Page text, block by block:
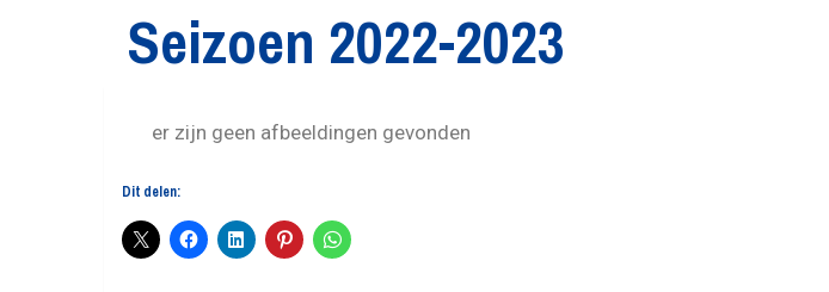
Seizoen 2022-2023
er zijn geen afbeeldingen gevonden
Dit delen: